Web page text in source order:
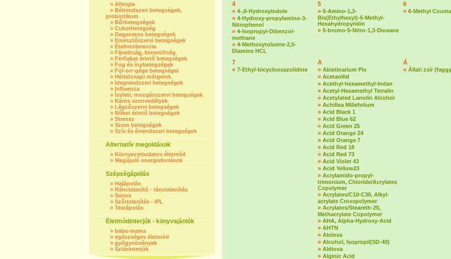
» Allergia
» Bélrendszeri betegségek,
probiotikum
» Bőrbetegségek
» Cukorbetegség
» Daganatos betegségek
» Emésztőszervi betegségek
» Ételintolerancia
» Fáradtság, kimerültség
» Férfiakat érintő betegségek
» Fog és ínybetegségek
» Fül-orr-gége betegségei
» Hétköznapi mérgeink
» Idegrendszeri betegségek
» Influenza
» Ízületi, mozgásszervi betegségek
» Káros szenvedélyek
» Légzőszervi betegségek
» Nőket érintő betegségek
» Stressz
» Szem betegségek
» Szív és érrendszeri betegségek
Alternatív megoldások
» Környezettudatos életmód
» Megújuló energiaforrások
Szépségápolás
» Hajápolás
» Ránctalanító - ránctalanítás
» Smink
» Szőrtelenítés - IPL
» Testápolás
Életmódinterjúk - könyvajánlók
» baba-mama
» egészséges életmód
» gyógynövények
» Sztárinterjúk
4
» 4-,6-Hydroxyindole
» 4-Hydroxy-propylamino-3-
Nitrophenol
» 4-Isopropyl-Dibenzol-
methane
» 4-Methoxytoluene-2,5-
Diamine HCL
5
» 5-Amino-1,3-
Bis(Ethylhexyl)-5-Methyl-
Hexahydropyridin
» 5-bromo-5-Nitro-1,3-Dioxane
6
» 6-Methyl
7
» 7-Ethyl-bicyclooxazolidine
A
» Abietinarium Pix
» Acetanilid
» Acethyl-hexamethyl-Indan
» Acetyl-Hexamethyl Tetralin
» Acetylated Lanolin Alcohol
» Achillea Millefolium
» Acid Black 1
» Acid Blue 62
» Acid Green 25
» Acid Orange 24
» Acid Orange 7
» Acid Red 18
» Acid Red 73
» Acid Violet 43
» Acid Yellow23
» Acrylamido-propyl-
trimonium, Chloride/Acrylates
Copolymer
» Acrylates/C10-C30, Alkyl-
acrylate Crosspolymer
» Acrylates/Steareth-20,
Methacrylate Copolymer
» AHA, Alpha-Hydroxy-Acid
» AHTN
» Alcloxa
» Alcohol, Isopropil(SD-40)
» Aldioxa
» Alginic Acid
Á
» Állati zsír